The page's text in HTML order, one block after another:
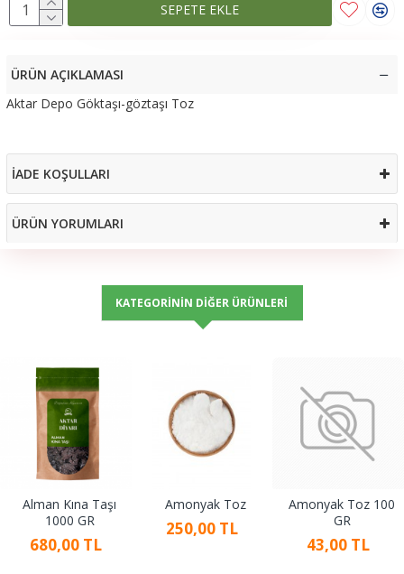
SEPETE EKLE
ÜRÜN AÇIKLAMASI
Aktar Depo Göktaşı-göztaşı Toz
İADE KOŞULLARI
ÜRÜN YORUMLARI
KATEGORININ DIĞER ÜRÜNLERI
Alman Kına Taşı
1000 GR
680,00 TL
Amonyak Toz
250,00 TL
Amonyak Toz 100
GR
43,00 TL